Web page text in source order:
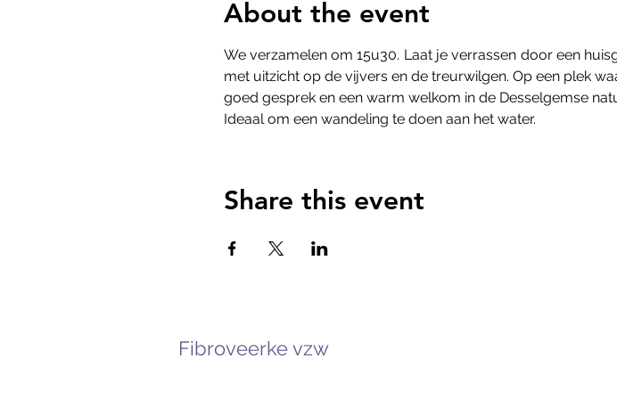
About the event
We verzamelen om 15u30. Laat je verrassen door een
met uitzicht op de vijvers en de treurwilgen. Op een plek
goed gesprek en een warm welkom in de Desselgemse
Ideaal om een wandeling te doen aan het water.
Share this event
Fibroveerke vzw